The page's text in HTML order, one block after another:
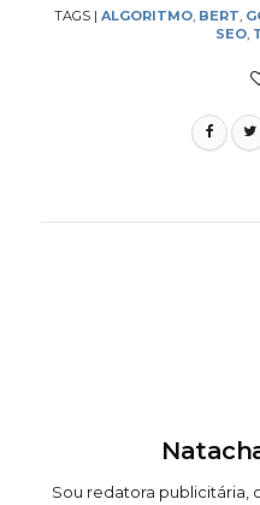
TAGS |ALGORITMO, BERT,
SEO,
Sou redatora publicitária,